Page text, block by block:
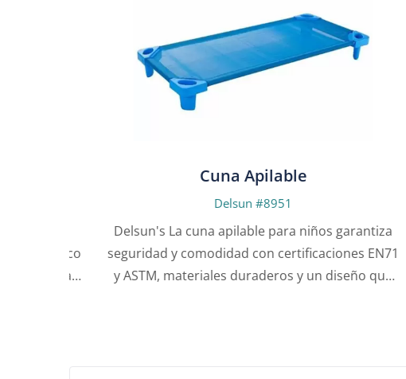
Cuna Apilable
Delsun #8951
Delsun's La cuna apilable para niños garantiza
seguridad y comodidad con certificaciones EN71
y ASTM, materiales duraderos y un diseño que